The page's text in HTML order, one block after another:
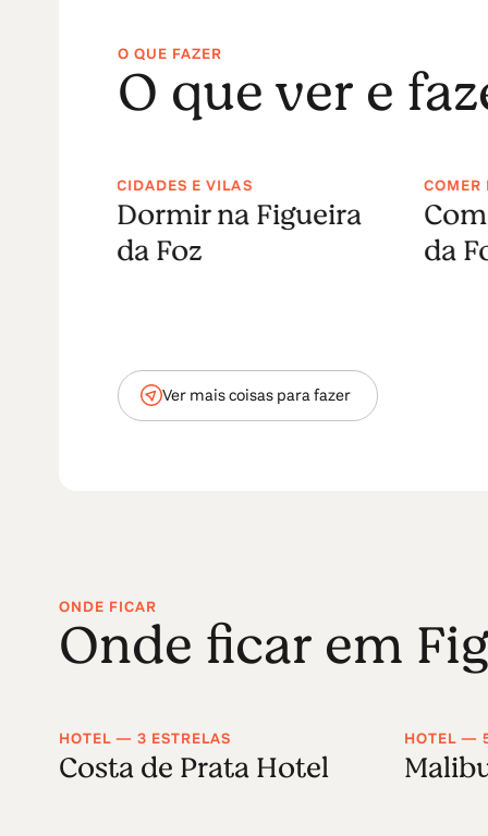
O QUE FAZER
O que ver e
CIDADES E VILAS
Dormir na Figueira
da Foz
COMER
da
Ver mais coisas para fazer
ONDE FICAR
Onde ficar em
HOTEL — 3 ESTRELAS
Costa de Prata Hotel
HOTEL —